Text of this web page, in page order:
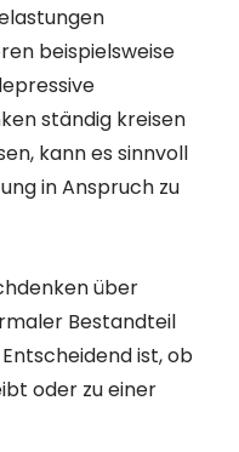
beispielsweise
ständig kreisen
kann es sinnvoll
in Anspruch zu
über
Bestandteil
ist, ob
oder zu einer